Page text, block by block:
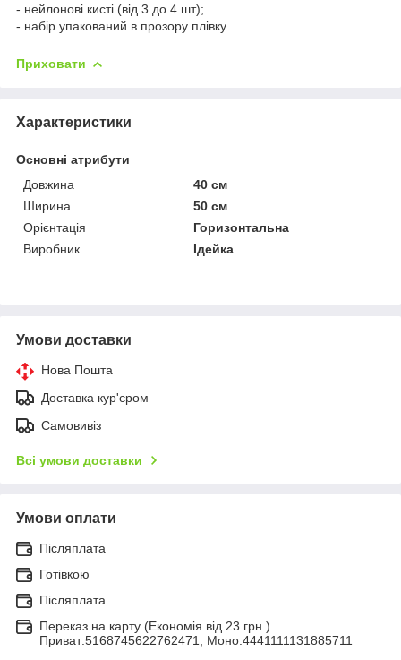
- нейлонові кисті (від 3 до 4 шт);
- набір упакований в прозору плівку.
Приховати
Характеристики
Основні атрибути
Довжина
40 см
Ширина
50 см
Орієнтація
Горизонтальна
Виробник
Ідейка
Умови доставки
Нова Пошта
Доставка кур'єром
Самовивіз
Всі умови доставки
Умови оплати
Післяплата
Готівкою
Післяплата
Переказ на карту (Економія від 23 грн.)
Приват:5168745622762471, Моно:4441111131885711